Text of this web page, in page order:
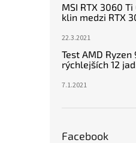
MSI RTX 3060
klin medzi RTX
22.3.2021
Test AMD
rýchlejších 12
7.1.2021
Facebook